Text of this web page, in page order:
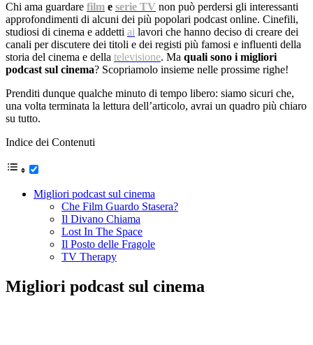
Chi ama guardare film e serie TV non può perdersi gli interessanti
approfondimenti di alcuni dei più popolari podcast online. Cinefili,
studiosi di cinema e addetti ai lavori che hanno deciso di creare dei
canali per discutere dei titoli e dei registi più famosi e influenti della
storia del cinema e della televisione. Ma quali sono i migliori
podcast sul cinema? Scopriamolo insieme nelle prossime righe!
Prenditi dunque qualche minuto di tempo libero: siamo sicuri che,
una volta terminata la lettura dell’articolo, avrai un quadro più chiaro
su tutto.
Indice dei Contenuti
Migliori podcast sul cinema
Che Film Guardo Stasera?
Il Divano Chiama
Lost In The Space
Il Posto delle Fragole
TV Therapy
Migliori podcast sul cinema